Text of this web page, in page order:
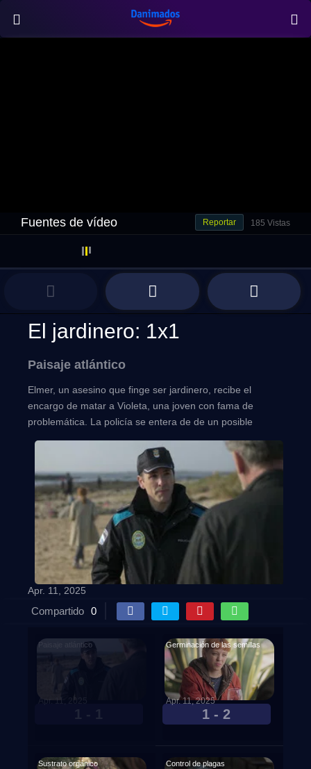
Fuentes de vídeo 185 Vistas
Reportar
Premium
El jardinero: 1x1
Paisaje atlántico
Elmer, un asesino que finge ser jardinero, recibe el
encargo de matar a Violeta, una joven con fama de
problemática. La policía se entera de de un posible
Apr. 11, 2025
Compartido 0
Paisaje atlántico
Apr. 11, 2025
1 - 2
Germinación de las semillas
Apr. 11, 2025
Sustrato orgánico Control de plagas